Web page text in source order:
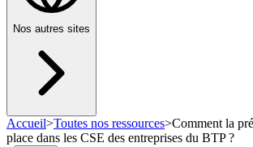
Nos autres sites
Accueil>Toutes nos ressources>Comment la
place dans les CSE des entreprises du BTP ?